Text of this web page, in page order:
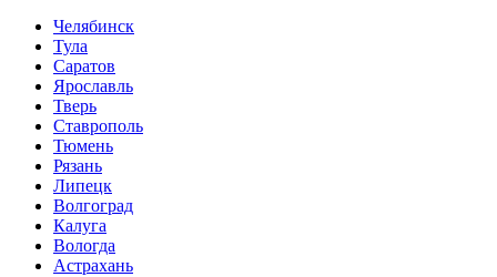
Челябинск
Тула
Саратов
Ярославль
Тверь
Ставрополь
Тюмень
Рязань
Липецк
Волгоград
Калуга
Вологда
Астрахань